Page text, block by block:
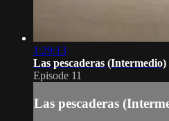
1:29:13
Las pescaderas (Intermedio)
Episode 11
Las pescaderas